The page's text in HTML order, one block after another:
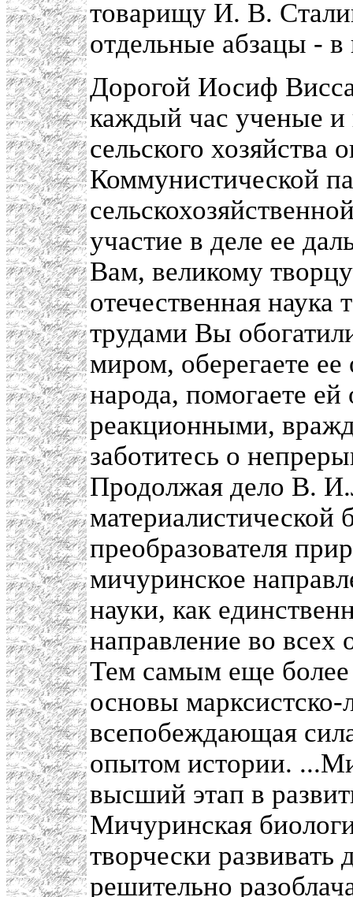
товарищу И. В.
отдельные абзацы -
Дорогой Иосиф
каждый час ученые и
сельского
Коммунистической
участие в деле ее
Вам, великому
отечественная
трудами Вы
миром, оберегаете
народа, помогаете
реакционными,
заботитесь о
Продолжая дело В.
материалистической
преобразователя
мичуринское
науки, как
направление во всех
Тем самым еще более
основы марксистско-
всепобеждающая
опытом истории.
высший этап в
Мичуринская
творчески
решительно